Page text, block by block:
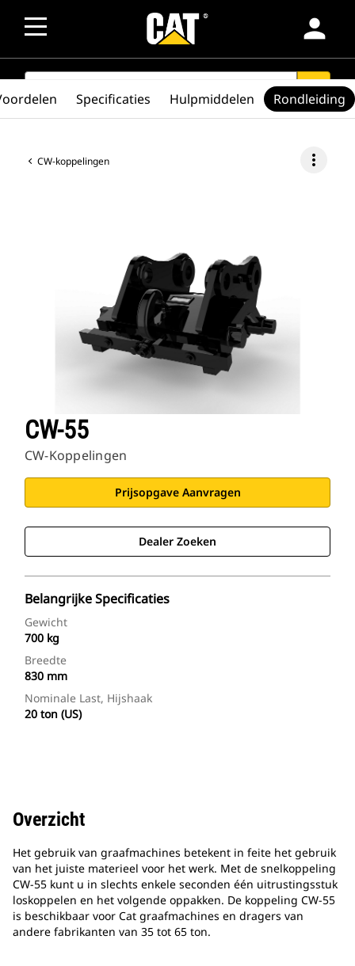
person
SEARCH search
CW-koppelingen more_vert
CW-55
CW-Koppelingen
Prijsopgave Aanvragen
Dealer Zoeken
Belangrijke Specificaties
Gewicht
700 kg
Breedte
830 mm
Nominale Last, Hijshaak
20 ton (US)
Specificaties Hulpmiddelen Rondleiding
Overzicht
Het gebruik van graafmachines betekent in feite het gebruik
van het juiste materieel voor het werk. Met de snelkoppeling
CW-55 kunt u in slechts enkele seconden één uitrustingsstuk
loskoppelen en het volgende oppakken. De koppeling CW-55
is beschikbaar voor Cat graafmachines en dragers van
andere fabrikanten van 35 tot 65 ton.